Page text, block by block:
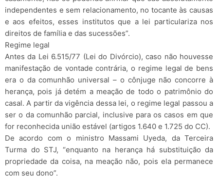
independentes e sem relacionamento, no tocante às causas
e aos efeitos, esses institutos que a lei particulariza nos
direitos de família e das sucessões”.
Regime legal
Antes da Lei 6.515/77 (Lei do Divórcio), caso não houvesse
manifestação de vontade contrária, o regime legal de bens
era o da comunhão universal – o cônjuge não concorre à
herança, pois já detém a meação de todo o patrimônio do
casal. A partir da vigência dessa lei, o regime legal passou a
ser o da comunhão parcial, inclusive para os casos em que
for reconhecida união estável (artigos 1.640 e 1.725 do CC).
De acordo com o ministro Massami Uyeda, da Terceira
Turma do STJ, “enquanto na herança há substituição da
propriedade da coisa, na meação não, pois ela permanece
com seu dono”.